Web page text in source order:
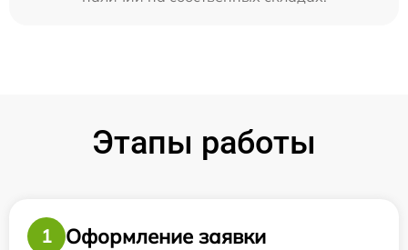
Этапы работы
1
Оформление заявки